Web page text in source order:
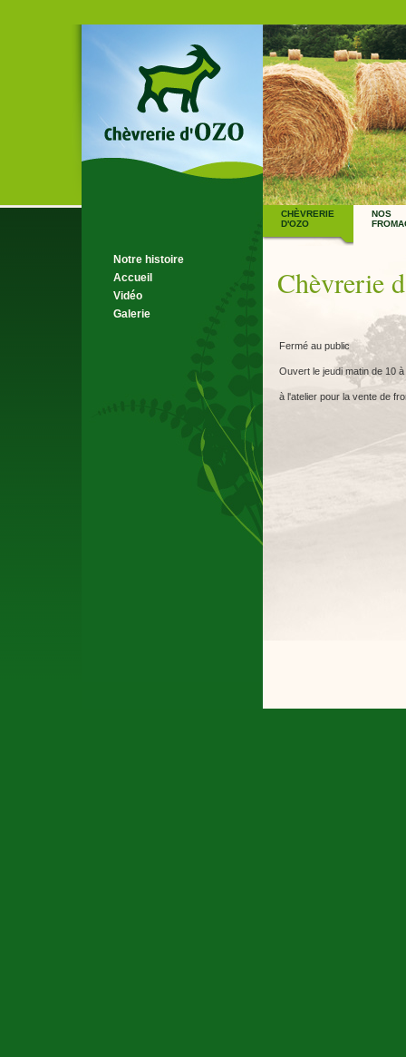
Notre histoire
Accueil
Vidéo
Galerie
CHÈVRERIE
D'OZO
NOS
Chèvrerie
Fermé au public
Ouvert le jeudi matin de 10 à
à l'atelier pour la vente de